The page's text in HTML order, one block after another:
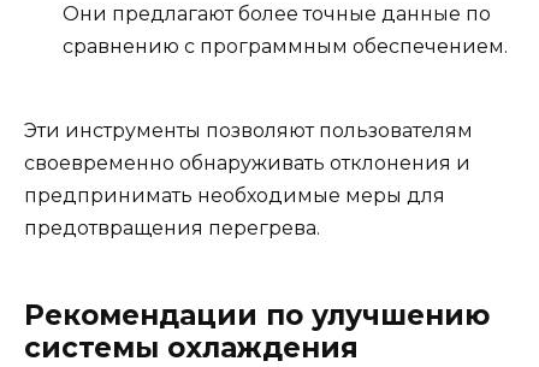
Они предлагают более точные данные по
сравнению с программным обеспечением.
Эти инструменты позволяют пользователям
своевременно обнаруживать отклонения и
предпринимать необходимые меры для
предотвращения перегрева.
Рекомендации по улучшению
системы охлаждения